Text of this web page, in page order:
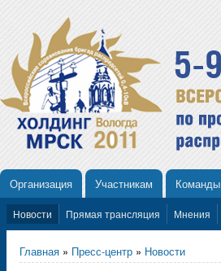
Организация Участникам Команды
Новости Прямая трансляция Мнения
Главная » Пресс-центр » Новости